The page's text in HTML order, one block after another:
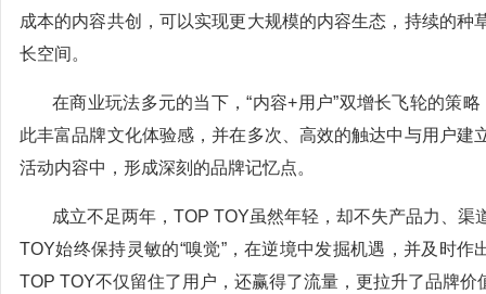
成本的内容共创，可以实现更大规模的内容生态，持续的
长空间。
在商业玩法多元的当下，“内容+用户”双增长飞轮的策
此丰富品牌文化体验感，并在多次、高效的触达中与用户
活动内容中，形成深刻的品牌记忆点。
成立不足两年，TOP TOY虽然年轻，却不失产品力、
TOY始终保持灵敏的“嗅觉”，在逆境中发掘机遇，并及时
TOP TOY不仅留住了用户，还赢得了流量，更拉升了品牌价